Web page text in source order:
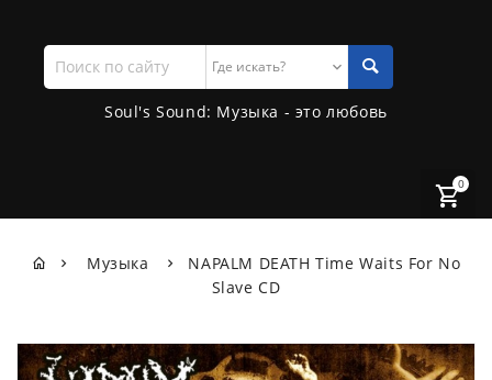
Поиск
по
сайту
Soul's Sound: Музыка - это любовь
0
Музыка
NAPALM DEATH Time Waits For No
Slave CD